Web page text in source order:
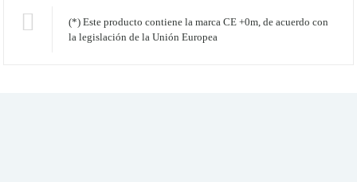
(*) Este producto contiene la marca CE +0m, de acuerdo con
la legislación de la Unión Europea